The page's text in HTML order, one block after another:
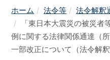
ホーム 法令等
法令解釈
「東日本大震災の被災
例に関する法律関係通達（
一部改正について（法令解釈